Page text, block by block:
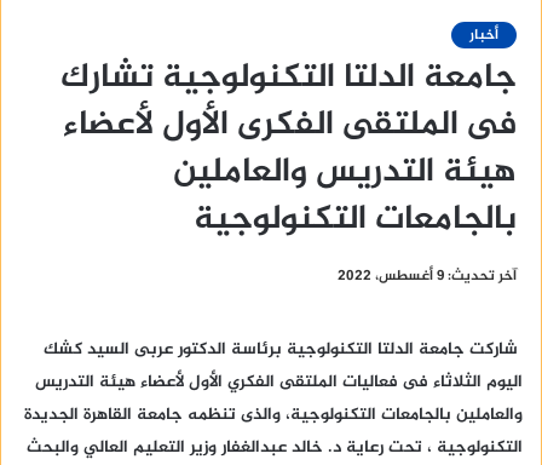
أخبار
جامعة الدلتا التكنولوجية تشارك
فى الملتقى الفكرى الأول لأعضاء
هيئة التدريس والعاملين
بالجامعات التكنولوجية
آخر تحديث: 9 أغسطس، 2022
شاركت جامعة الدلتا التكنولوجية برئاسة الدكتور عربى السيد كشك
اليوم الثلاثاء فى فعاليات الملتقى الفكري الأول لأعضاء هيئة التدريس
والعاملين بالجامعات التكنولوجية، والذى تنظمه جامعة القاهرة الجديدة
التكنولوجية ، تحت رعاية د. خالد عبدالغفار وزير التعليم العالي والبحث